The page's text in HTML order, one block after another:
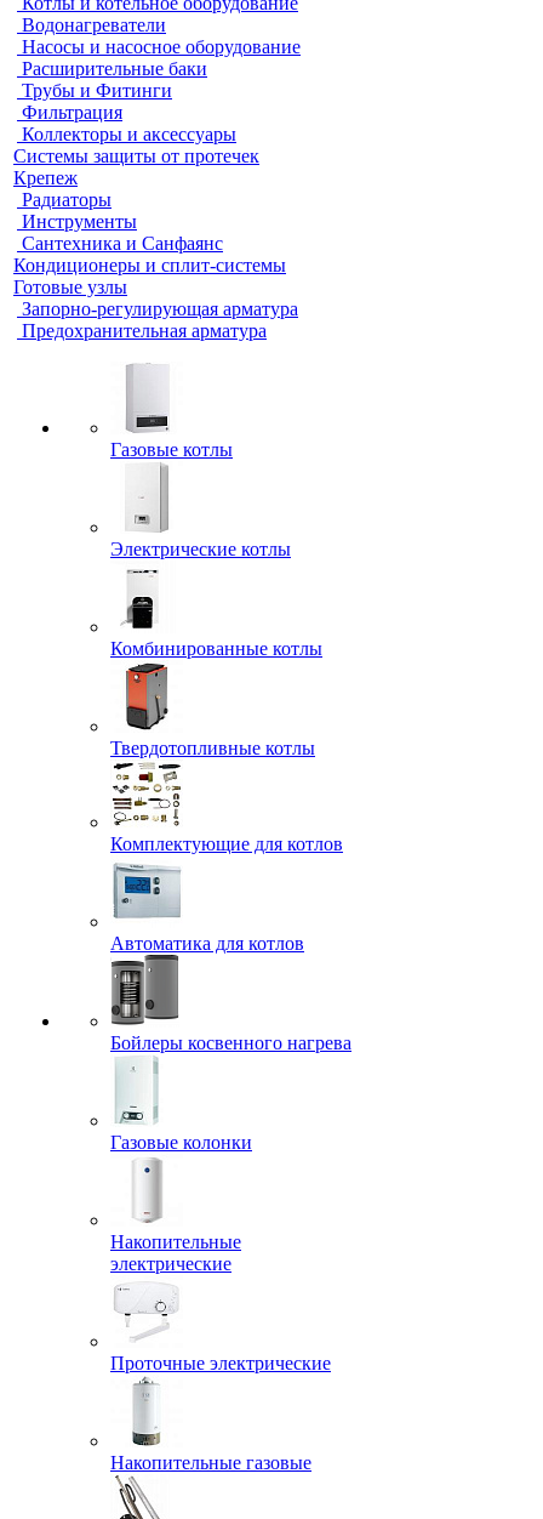
Водонагреватели
Насосы и насосное оборудование
Расширительные баки
Трубы и Фитинги
Фильтрация
Коллекторы и аксессуары
Системы защиты от протечек
Крепеж
Радиаторы
Инструменты
Сантехника и Санфаянс
Кондиционеры и сплит-системы
Готовые узлы
Запорно-регулирующая арматура
Предохранительная арматура
Газовые котлы
Электрические котлы
Комбинированные котлы
Твердотопливные котлы
Комплектующие для котлов
Автоматика для котлов
Бойлеры косвенного нагрева
Газовые колонки
Накопительные
электрические
Проточные электрические
Накопительные газовые